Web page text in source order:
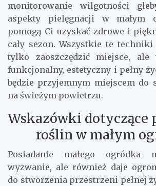
monitorowanie wilgotności
aspekty pielęgnacji w małym
pomogą Ci uzyskać zdrowe i
cały sezon. Wszystkie te
tylko zaoszczędzić miejsce, ale
funkcjonalny, estetyczny i pełny
będzie przyjemnym miejscem do
na świeżym powietrzu.
Wskazówki dotyczące
roślin w małym
Posiadanie małego ogródka
wyzwanie, ale również daje
do stworzenia przestrzeni pełnej